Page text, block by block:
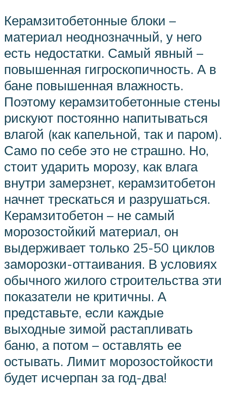
Керамзитобетонные блоки –
материал неоднозначный, у него
есть недостатки. Самый явный –
повышенная гигроскопичность. А в
бане повышенная влажность.
Поэтому керамзитобетонные стены
рискуют постоянно напитываться
влагой (как капельной, так и паром).
Само по себе это не страшно. Но,
стоит ударить морозу, как влага
внутри замерзнет, керамзитобетон
начнет трескаться и разрушаться.
Керамзитобетон – не самый
морозостойкий материал, он
выдерживает только 25-50 циклов
заморозки-оттаивания. В условиях
обычного жилого строительства эти
показатели не критичны. А
представьте, если каждые
выходные зимой растапливать
баню, а потом – оставлять ее
остывать. Лимит морозостойкости
будет исчерпан за год-два!